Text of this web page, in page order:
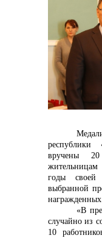
+7 (423)
вручены
годы
выбранной
«В
случайно из
10